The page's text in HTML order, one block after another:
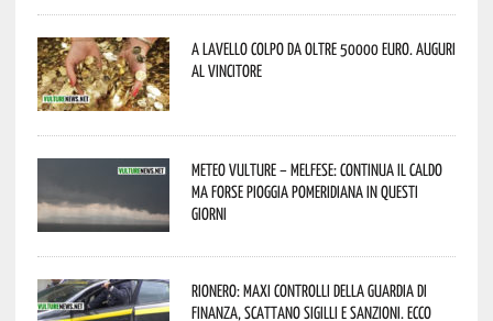
A Lavello colpo da oltre 50000 euro. Auguri
al vincitore
Meteo Vulture – melfese: continua il caldo
ma forse pioggia pomeridiana in questi
giorni
Rionero: maxi controlli della Guardia di
Finanza, scattano sigilli e sanzioni. Ecco